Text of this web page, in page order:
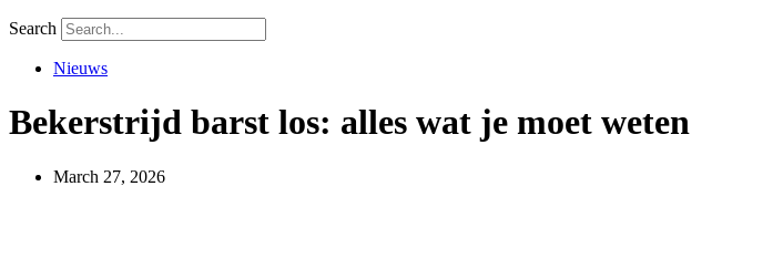
Search
Nieuws
Bekerstrijd barst los: alles wat je moet weten
March 27, 2026